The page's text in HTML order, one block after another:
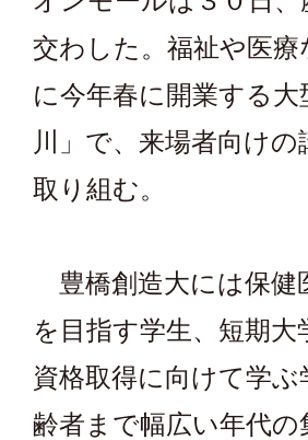
交わした。福祉や医
に今年春に開業する
川」で、来場者向け
取り組む。
豊橋創造大には保健
を目指す学生、短期
資格取得に向けて学
齢者まで幅広い年代